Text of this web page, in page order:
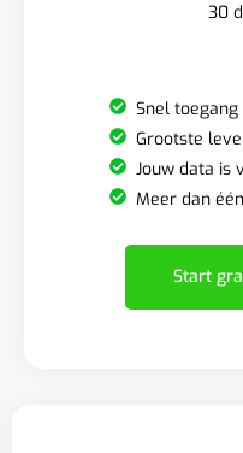
30
Snel
Grootste
Jouw data is
Meer dan
Start